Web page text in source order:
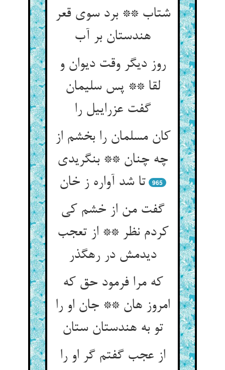
شتاب ** برد سوی قعر
روز دیگر وقت دیوان و
لقا ** پس سلیمان
گفت عزراییل را
کان مسلمان را بخشم از
چه چنان ** بنگریدی
تا شد آواره ز خان‌‌
965
گفت من از خشم کی
کردم نظر ** از تعجب
دیدمش در رهگذر
که مرا فرمود حق که
امروز هان ** جان او را
تو به هندستان ستان‌‌
از عجب گفتم گر او را